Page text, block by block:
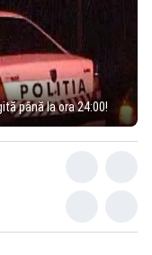
până la ora 24:00!